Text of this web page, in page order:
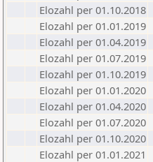
Elozahl per 01.10.2018
Elozahl per 01.01.2019
Elozahl per 01.04.2019
Elozahl per 01.07.2019
Elozahl per 01.10.2019
Elozahl per 01.01.2020
Elozahl per 01.04.2020
Elozahl per 01.07.2020
Elozahl per 01.10.2020
Elozahl per 01.01.2021